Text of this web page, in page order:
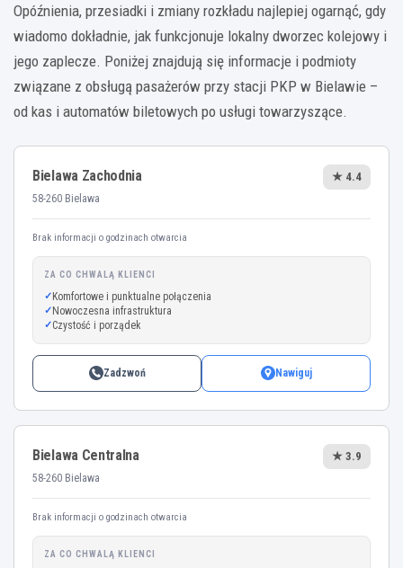
Opóźnienia, przesiadki i zmiany rozkładu najlepiej ogarnąć, gdy
wiadomo dokładnie, jak funkcjonuje lokalny dworzec kolejowy i
jego zaplecze. Poniżej znajdują się informacje i podmioty
związane z obsługą pasażerów przy stacji PKP w Bielawie –
od kas i automatów biletowych po usługi towarzyszące.
Bielawa Zachodnia
58-260 Bielawa
★ 4.4
Brak informacji o godzinach otwarcia
ZA CO CHWALĄ KLIENCI
Komfortowe i punktualne połączenia
Nowoczesna infrastruktura
Czystość i porządek
Zadzwoń Nawiguj
Bielawa Centralna
58-260 Bielawa
★ 3.9
Brak informacji o godzinach otwarcia
ZA CO CHWALĄ KLIENCI